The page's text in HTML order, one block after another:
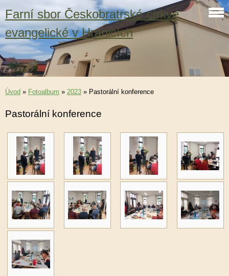
Farní sbor Českobratrské církve
evangelické v Hranicích
Úvod » Fotoalbum » 2023 » Pastorální konference
Pastorální konference